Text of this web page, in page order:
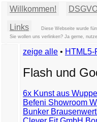
Willkommen!
Links
Diese Webseite wurde
Sie wollen uns verlinken? Ja gerne,
zeige alle • HTML5-
Flash und
6x Kunst aus
Befeni Showroom
Bunker